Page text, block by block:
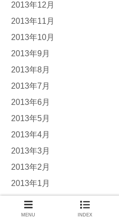
2013年12月
2013年11月
2013年10月
2013年9月
2013年8月
2013年7月
2013年6月
2013年5月
2013年4月
2013年3月
2013年2月
2013年1月
2012年12月
2012年11月
MENU INDEX